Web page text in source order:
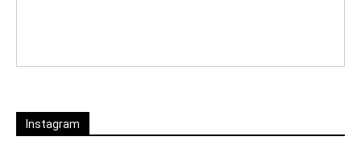
Instagram